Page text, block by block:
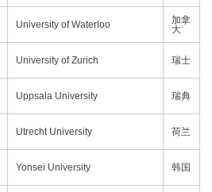
University of Waterloo
加拿
大
University of Zurich 瑞士
Uppsala University 瑞典
Utrecht University 荷兰
Yonsei University 韩国